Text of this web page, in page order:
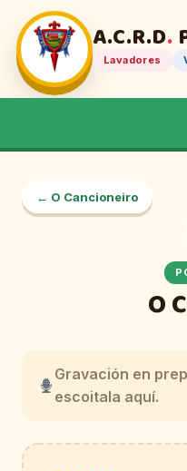
A.C.R.D.
Lavadores
← O Cancioneiro
O
Gravación en
escoitala aquí.